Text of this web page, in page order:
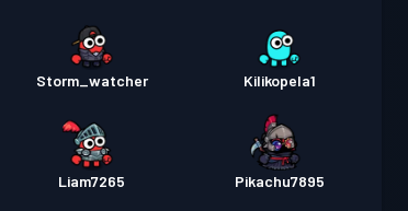
Storm_watcher Kilikopela1
Liam7265 Pikachu7895